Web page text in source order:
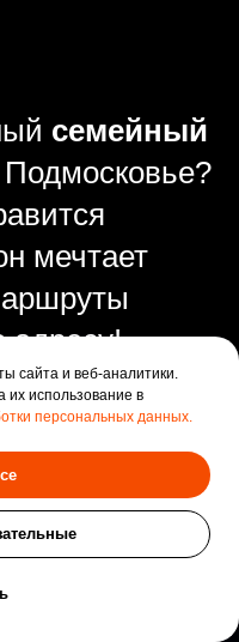
семейный
мечтает
адресу!
детских
и питбайков
отличная
сайта и веб-аналитики.
использование в
персональных данных.